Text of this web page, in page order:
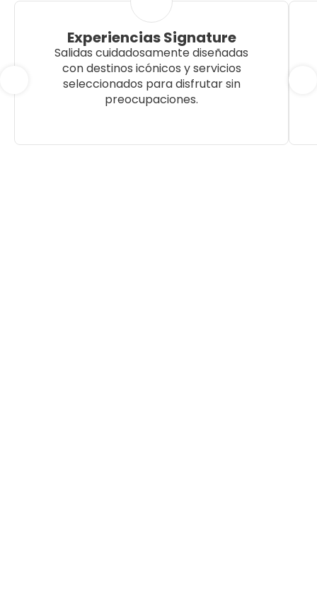
Experiencias Signature
Salidas cuidadosamente diseñadas
con destinos icónicos y servicios
seleccionados para disfrutar sin
preocupaciones.